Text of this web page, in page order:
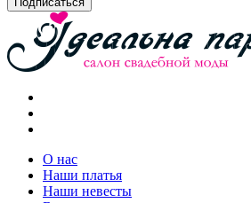
О нас
Наши платья
Наши невесты